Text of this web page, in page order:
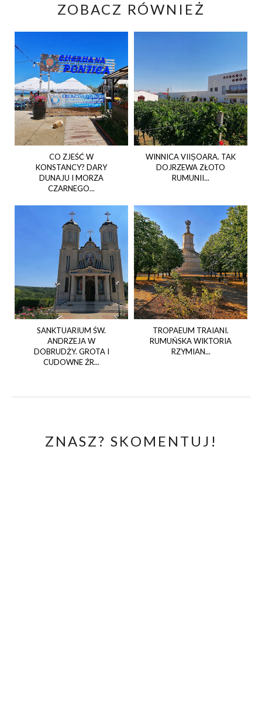
ZOBACZ RÓWNIEŻ
CO ZJEŚĆ W
KONSTANCY? DARY
DUNAJU I MORZA
CZARNEGO...
WINNICA VIIȘOARA. TAK
DOJRZEWA ZŁOTO
RUMUNII...
SANKTUARIUM ŚW.
ANDRZEJA W
DOBRUDŻY. GROTA I
CUDOWNE ŹR...
TROPAEUM TRAIANI.
RUMUŃSKA WIKTORIA
RZYMIAN...
ZNASZ? SKOMENTUJ!